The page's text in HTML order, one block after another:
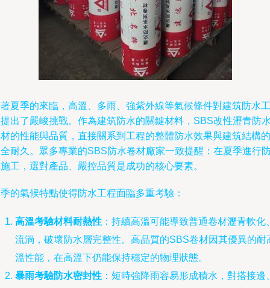
夏季的來臨，高溫、多雨、強紫外線等氣候條件對建筑防水工
出了嚴峻挑戰。作為建筑防水的關鍵材料，SBS改性瀝青防
的性能與品質，直接關系到工程的整體防水效果與建筑結構的
耐久。眾多專業的SBS防水卷材廠家一致提醒：在夏季進行
工，選對產品、嚴控品質是成功的核心要素。
的氣候特點使得防水工程面臨多重考驗：
高溫考驗材料耐熱性 ：持續高溫可能導致普通卷材瀝青軟化
流淌，破壞防水層完整性。高品質的SBS卷材因其優異的耐
溫性能，在高溫下仍能保持穩定的物理狀態。
暴雨考驗防水密封性 ：短時強降雨容易形成積水，對搭接邊